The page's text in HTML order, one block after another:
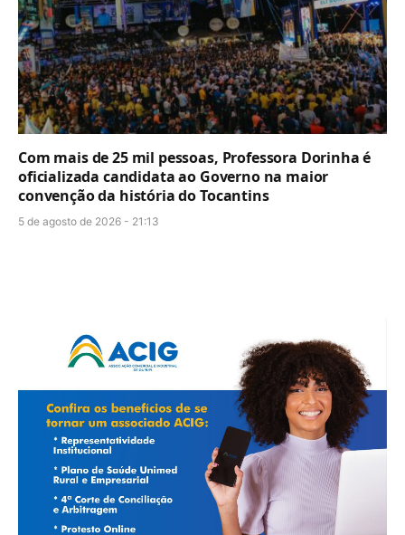
Com mais de 25 mil pessoas, Professora Dorinha é
oficializada candidata ao Governo na maior
convenção da história do Tocantins
5 de agosto de 2026 - 21:13